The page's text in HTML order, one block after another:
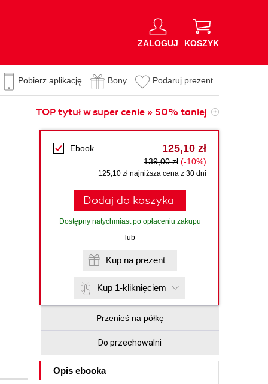
ZALOGUJ KOSZYK
Pobierz aplikację Bony Podaruj prezent
TOP tytuł w super cenie » 50% taniej
Ebook 125,10 zł
139,00 zł (-10%)
125,10 zł najniższa cena z 30 dni
Dodaj do koszyka
Dostępny natychmiast po opłaceniu zakupu
lub
Kup na prezent
Kup 1-kliknięciem
Przenieś na półkę
Do przechowalni
Opis ebooka